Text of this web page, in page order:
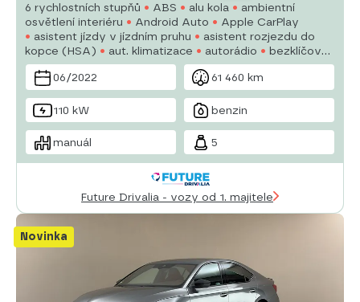
6 rychlostních stupňů ABS alu kola
ambientní
osvětlení interiéru
Android Auto
Apple CarPlay
asistent jízdy v jízdním pruhu
asistent rozjezdu do
kopce (HSA)
aut. klimatizace autorádio
bezklíčové
odemykání
bluetooth brzdový asistent
centrál
dálkový
digitální přístrojový štít
06/2022 61 460 km
110 kW benzin
manuál 5
Future Drivalia - vozy od 1. majitele
Novinka